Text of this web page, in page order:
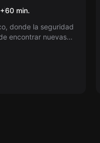
+60 min.
donde la seguridad
encontrar nuevas
en tu contra.